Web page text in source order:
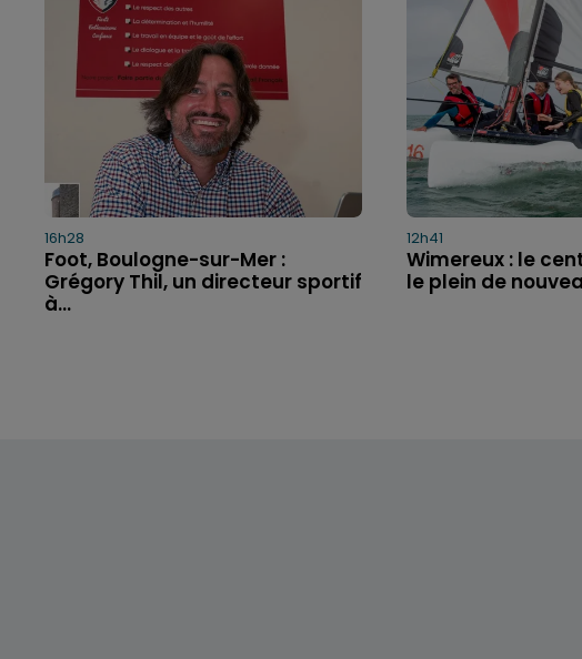
16h28
Foot, Boulogne-sur-Mer :
Grégory Thil, un directeur sportif
à...
12h41
Wimereux : le
le plein de